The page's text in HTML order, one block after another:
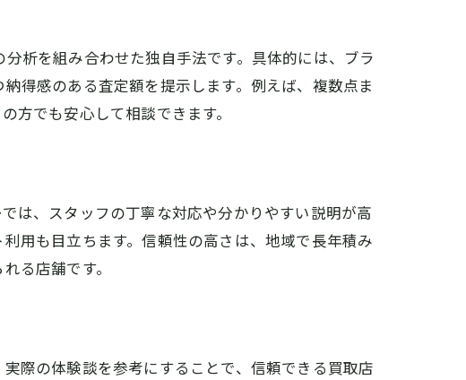
ポイント
み
査定
対応
析を組み合わせた独自手法です。具体的には、ブラ
得感のある査定額を提示します。例えば、複数点ま
方でも安心して相談できます。
は、スタッフの丁寧な対応や分かりやすい説明が高
用も目立ちます。信頼性の高さは、地域で長年積み
る店舗です。
際の体験談を参考にすることで、信頼できる買取店